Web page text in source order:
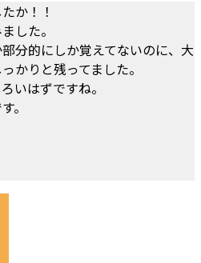
か！！
した。
分的にしか覚えてないのに、大
かりと残ってました。
いはずですね。
。